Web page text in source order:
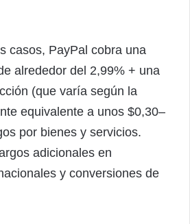
casos, PayPal cobra una
alrededor del 2,99% + una
(que varía según la
equivalente a unos $0,30–
por bienes y servicios.
adicionales en
y conversiones de